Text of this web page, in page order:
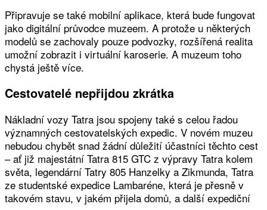
Připravuje se také mobilní aplikace, která bude fungovat
jako digitální průvodce muzeem. A protože u některých
modelů se zachovaly pouze podvozky, rozšířená realita
umožní zobrazit i virtuální karoserie. A muzeum toho
chystá ještě více.
Cestovatelé nepřijdou zkrátka
Nákladní vozy Tatra jsou spojeny také s celou řadou
významných cestovatelských expedic. V novém muzeu
nebudou chybět snad žádní důležití účastníci těchto cest
– ať již majestátní Tatra 815 GTC z výpravy Tatra kolem
světa, legendární Tatry 805 Hanzelky a Zikmunda, Tatra
ze studentské expedice Lambaréne, která je přesně v
takovém stavu, v jakém přijela domů, a další expediční